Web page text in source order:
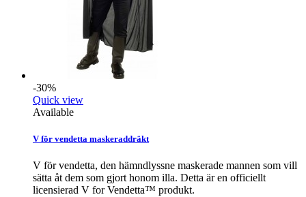
-30%
Quick view
Available
V för vendetta maskeraddräkt
V för vendetta, den hämndlyssne maskerade mannen som vill
sätta åt dem som gjort honom illa. Detta är en officiellt
licensierad V for Vendetta™ produkt.